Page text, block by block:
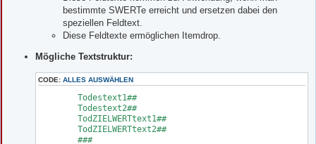
bestimmte SWERTe erreicht und ersetzen dabei den
speziellen Feldtext.
Diese Feldtexte ermöglichen Itemdrop.
Mögliche Textstruktur:
CODE: ALLES AUSWÄHLEN